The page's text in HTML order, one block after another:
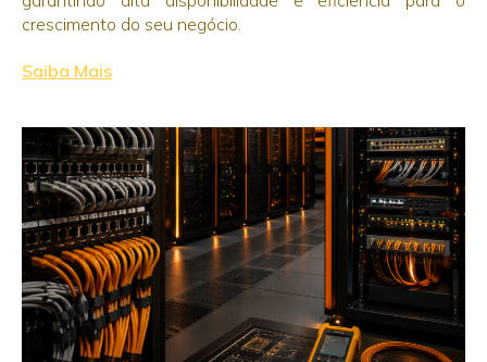
crescimento do seu negócio.
Saiba Mais